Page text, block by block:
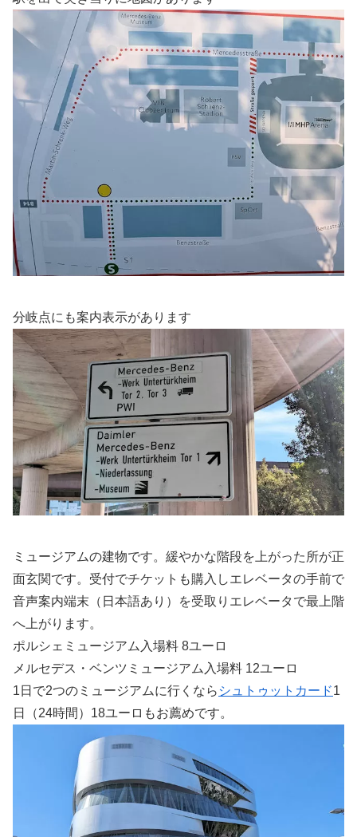
分岐点にも案内表示があります
ミュージアムの建物です。緩やかな階段を上がった所が正
面玄関です。受付でチケットも購入しエレベータの手前で
音声案内端末（日本語あり）を受取りエレベータで最上階
へ上がります。
ポルシェミュージアム入場料 8ユーロ
メルセデス・ベンツミュージアム入場料 12ユーロ
1日で2つのミュージアムに行くなら シュトゥットカード1
日（24時間）18ユーロもお薦めです。